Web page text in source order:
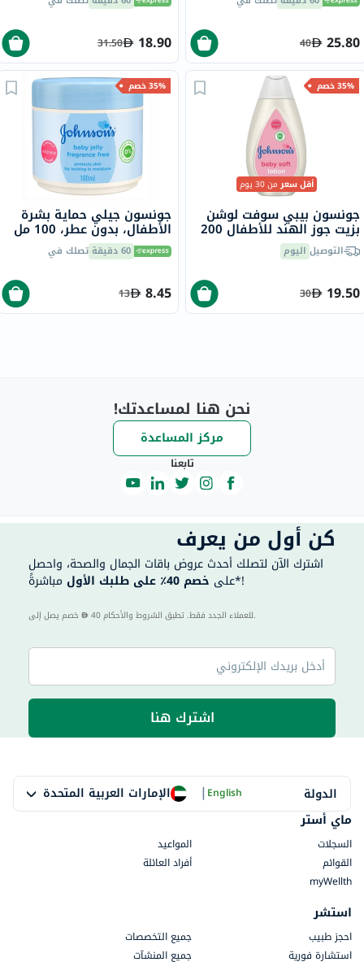
25.80
40
18.90
31.50
35% خصم
أقل سعرمن 30 يوم
جونسون بيبي سوفت لوشن
بزيت جوز الهند للأطفال 200
ملالتوصيل اليوم
19.50
30
35% خصم
جونسون جيلي حماية بشرة
الأطفال، بدون عطر، 100 مل
60 دقيقة تصلك في
8.45
13
نحن هنا لمساعدتك!
مركز المساعدة
تابعنا
كن أول من يعرف
اشترك الآن لتصلك أحدث عروض باقات الجمال والصحة، واحصل
على خصم 40٪ على طلبك الأول مباشرةً*!
40 للعملاء الجدد فقط. تطبق الشروط والأحكام.
اشترك هنا
الدولة الإمارات العربية المتحدة |English
ماي أستر
السجلات
المواعيد
القوائم
أفراد العائلة
myWellth
استشر
احجز طبيب
جميع التخصصات
استشارة فورية
جميع المنشآت